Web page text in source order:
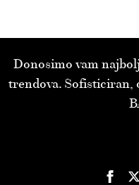
Donosimo vam
trendova. Sofisticiran,